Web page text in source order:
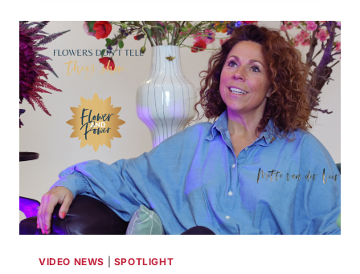
ORANGE
THE
WORLD:
”IEDEREEN
IETS
DOEN
IN
STRIJD
TEGEN
GEWELD
TEGEN
VIDEO NEWS SPOTLIGHT